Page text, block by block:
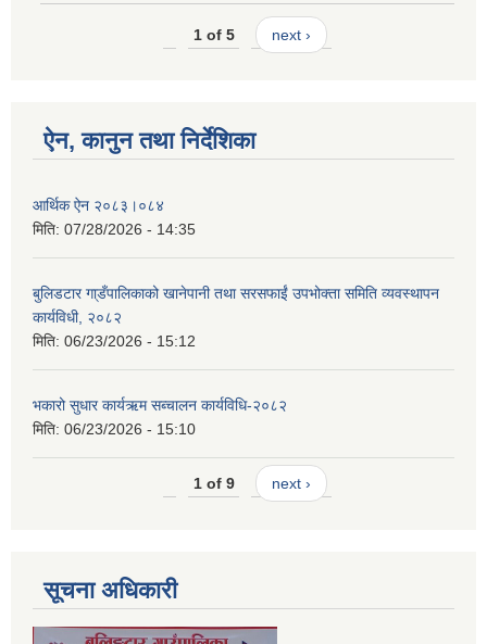
1 of 5 next ›
ऐन, कानुन तथा निर्देशिका
आर्थिक ऐन २०८३।०८४
मिति: 07/28/2026 - 14:35
बुलिडटार गा्डँपालिकाको खानेपानी तथा सरसफाईं उपभोक्ता समिति व्यवस्थापन
कार्यविधी, २०८२
मिति: 06/23/2026 - 15:12
भकारो सुधार कार्यऋम सब्चालन कार्यविधि-२०८२
मिति: 06/23/2026 - 15:10
1 of 9 next ›
सूचना अधिकारी